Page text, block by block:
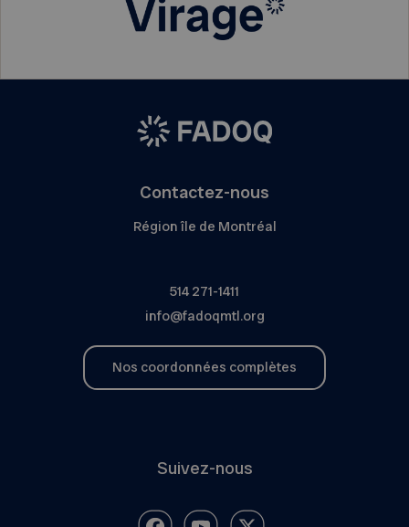
Contactez-nous
Région île de Montréal
514 271-1411
info@fadoqmtl.org
Nos coordonnées complètes
Suivez-nous